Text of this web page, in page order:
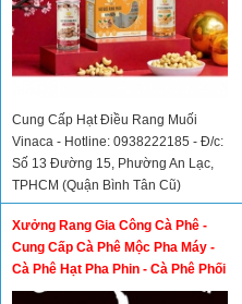
Cung Cấp Hạt Điều Rang Muối
Vinaca - Hotline: 0938222185 - Đ/c:
Số 13 Đường 15, Phường An Lạc,
TPHCM (Quận Bình Tân Cũ)
Xưởng Rang Gia Công Cà Phê -
Cung Cấp Cà Phê Mộc Pha Máy -
Cà Phê Hạt Pha Phin - Cà Phê Phối
Gu - Cà Phê Rang Giá Sỉ - Cà Phê